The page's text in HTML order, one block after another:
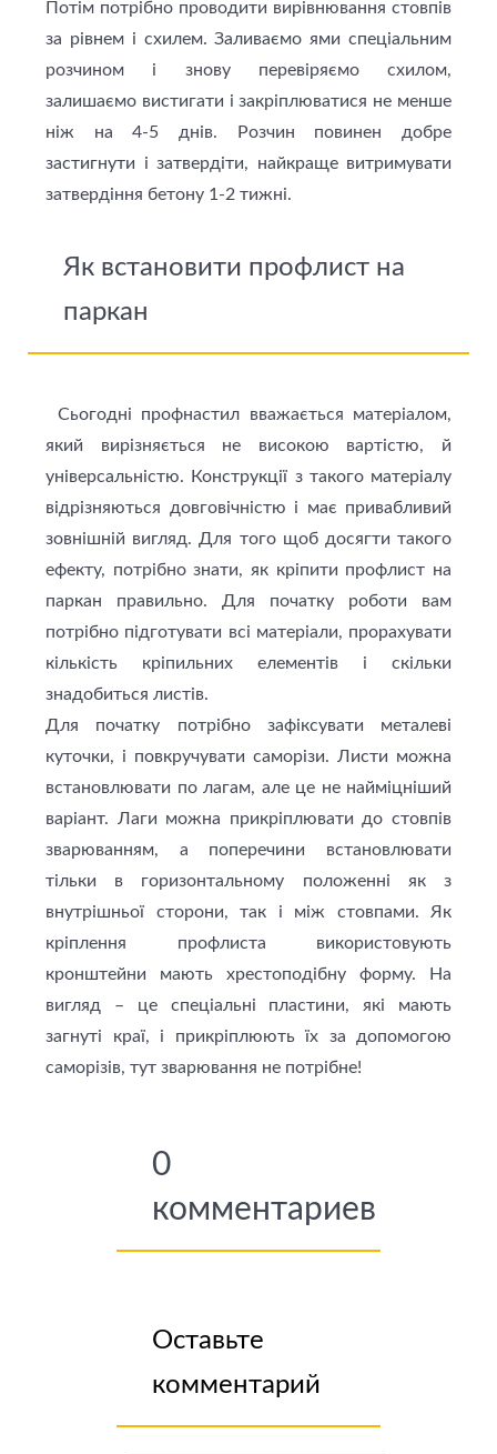
Потім потрібно проводити вирівнювання стовпів
за рівнем і схилем. Заливаємо ями спеціальним
розчином і знову перевіряємо схилом,
залишаємо вистигати і закріплюватися не менше
ніж на 4-5 днів. Розчин повинен добре
застигнути і затвердіти, найкраще витримувати
затвердіння бетону 1-2 тижні.
Як встановити профлист на
паркан
Сьогодні профнастил вважається матеріалом,
який вирізняється не високою вартістю, й
універсальністю. Конструкції з такого матеріалу
відрізняються довговічністю і має привабливий
зовнішній вигляд. Для того щоб досягти такого
ефекту, потрібно знати, як кріпити профлист на
паркан правильно. Для початку роботи вам
потрібно підготувати всі матеріали, прорахувати
кількість кріпильних елементів і скільки
знадобиться листів.
Для початку потрібно зафіксувати металеві
куточки, і повкручувати саморізи. Листи можна
встановлювати по лагам, але це не найміцніший
варіант. Лаги можна прикріплювати до стовпів
зварюванням, а поперечини встановлювати
тільки в горизонтальному положенні як з
внутрішньої сторони, так і між стовпами. Як
кріплення профлиста використовують
кронштейни мають хрестоподібну форму. На
вигляд – це спеціальні пластини, які мають
загнуті краї, і прикріплюють їх за допомогою
саморізів, тут зварювання не потрібне!
0
комментариев
Оставьте
комментарий